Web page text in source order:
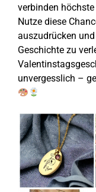
verbinden
Nutze diese
auszudrücken
Geschichte zu
unvergesslich –